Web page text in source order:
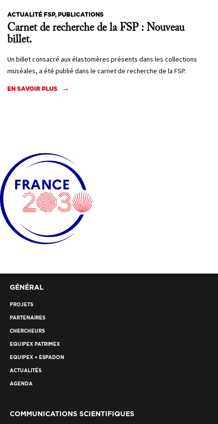
ACTUALITÉ FSP, PUBLICATIONS
Carnet de recherche de la FSP : Nouveau
billet.
Un billet consacré aux élastomères présents dans les collections
muséales, a été publié dans le carnet de recherche de la FSP.
EN SAVOIR PLUS
GÉNÉRAL
PROJETS
PARTENAIRES
CHERCHEURS
EQUIPEX PATRIMEX
EQUIPEX + ESPADON
ACTUALITÉS
AGENDA
COMMUNICATIONS SCIENTIFIQUES